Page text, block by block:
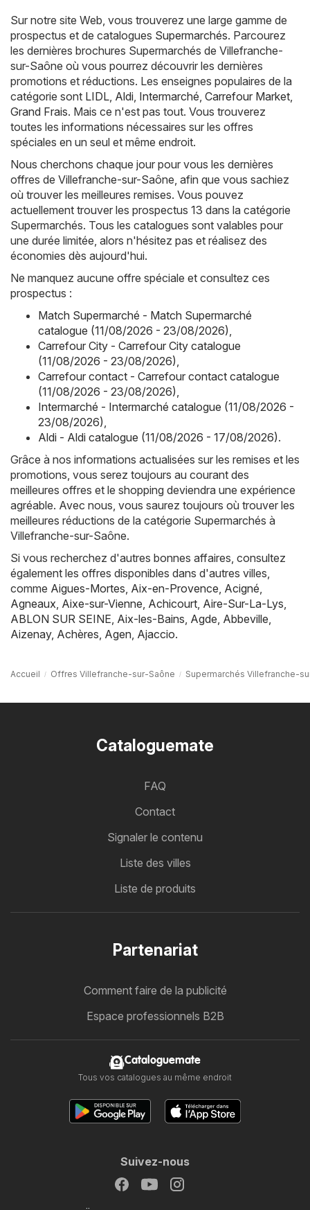
Sur notre site Web, vous trouverez une large gamme de
prospectus et de catalogues Supermarchés. Parcourez
les dernières brochures Supermarchés de Villefranche-
sur-Saône où vous pourrez découvrir les dernières
promotions et réductions. Les enseignes populaires de la
catégorie sont LIDL Aldi Intermarché Carrefour Market
Grand Frais. Mais ce n'est pas tout. Vous trouverez
toutes les informations nécessaires sur les offres
spéciales en un seul et même endroit.
Nous cherchons chaque jour pour vous les dernières
offres de Villefranche-sur-Saône, afin que vous sachiez
où trouver les meilleures remises. Vous pouvez
actuellement trouver les prospectus 13 dans la catégorie
Supermarchés. Tous les catalogues sont valables pour
une durée limitée, alors n'hésitez pas et réalisez des
économies dès aujourd'hui.
Ne manquez aucune offre spéciale et consultez ces
prospectus :
Match Supermarché - Match Supermarché
catalogue (11/08/2026 - 23/08/2026)
Carrefour City - Carrefour City catalogue
(11/08/2026 - 23/08/2026)
Carrefour contact - Carrefour contact catalogue
(11/08/2026 - 23/08/2026)
Intermarché - Intermarché catalogue (11/08/2026 -
23/08/2026)
Aldi - Aldi catalogue (11/08/2026 - 17/08/2026).
Grâce à nos informations actualisées sur les remises et les
promotions, vous serez toujours au courant des
meilleures offres et le shopping deviendra une expérience
agréable. Avec nous, vous saurez toujours où trouver les
meilleures réductions de la catégorie Supermarchés à
Villefranche-sur-Saône.
Si vous recherchez d'autres bonnes affaires, consultez
également les offres disponibles dans d'autres villes,
comme Aigues-Mortes Aix-en-Provence Acigné
Agneaux Aixe-sur-Vienne Achicourt Aire-Sur-La-Lys
ABLON SUR SEINE Aix-les-Bains Agde Abbeville
Aizenay, Achères Agen Ajaccio.
Accueil Offres Villefranche-sur-Saône Supermarchés Villefranche-
Cataloguemate
FAQ
Contact
Signaler le contenu
Liste des villes
Liste de produits
Partenariat
Comment faire de la publicité
Espace professionnels B2B
Cataloguemate
Tous vos catalogues au même endroit
Suivez-nous